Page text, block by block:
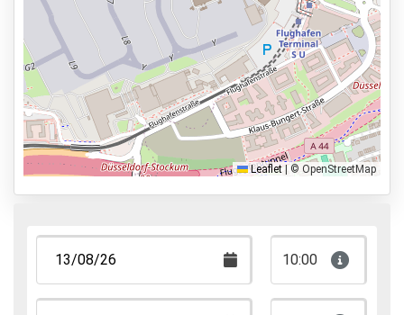
Vooraf reserveren
100m naar vertrekhal
Parkeervormen
Shuttle Parking
Valet Parking
Park & Walk
Leaflet © OpenStreetMap
10:00